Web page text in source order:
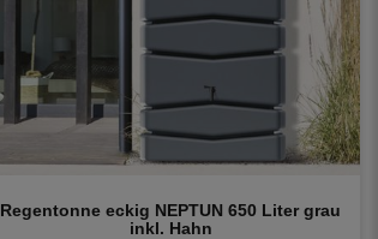
Regentonne eckig NEPTUN 650 Liter grau
inkl. Hahn